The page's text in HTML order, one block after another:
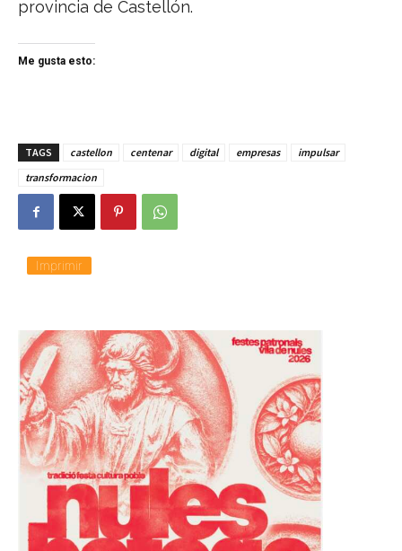
provincia de Castellón.
Me gusta esto:
TAGS castellon centenar digital empresas
impulsar
transformacion
Imprimir